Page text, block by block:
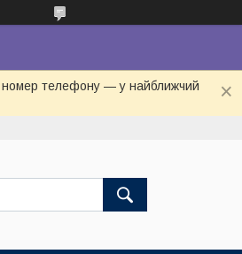
номер телефону — у найближчий